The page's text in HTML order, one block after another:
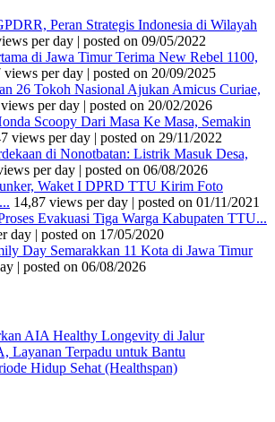
Peran Strategis Indonesia di Wilayah
per day | posted on 09/05/2022
di Jawa Timur Terima New Rebel 1100,
views per day | posted on 20/09/2025
26 Tokoh Nasional Ajukan Amicus Curiae,
per day | posted on 20/02/2026
Scoopy Dari Masa Ke Masa, Semakin
views per day | posted on 29/11/2022
di Nonotbatan: Listrik Masuk Desa,
per day | posted on 06/08/2026
Waket I DPRD TTU Kirim Foto
14,87 views per day | posted on 01/11/2021
Evakuasi Tiga Warga Kabupaten TTU...
day | posted on 17/05/2020
Day Semarakkan 11 Kota di Jawa Timur
| posted on 06/08/2026